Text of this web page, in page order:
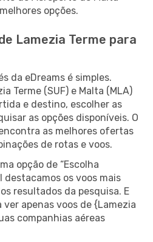
opções.
Lamezia Terme para
da eDreams é simples.
Terme (SUF) e Malta (MLA)
e destino, escolher as
as opções disponíveis. O
as melhores ofertas
de rotas e voos.
opção de “Escolha
destacamos os voos mais
resultados da pesquisa. E
apenas voos de {Lamezia
companhias aéreas